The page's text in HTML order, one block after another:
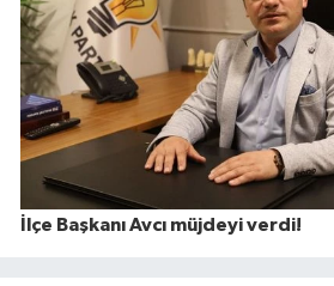
İlçe Başkanı Avcı müjdeyi verdi!